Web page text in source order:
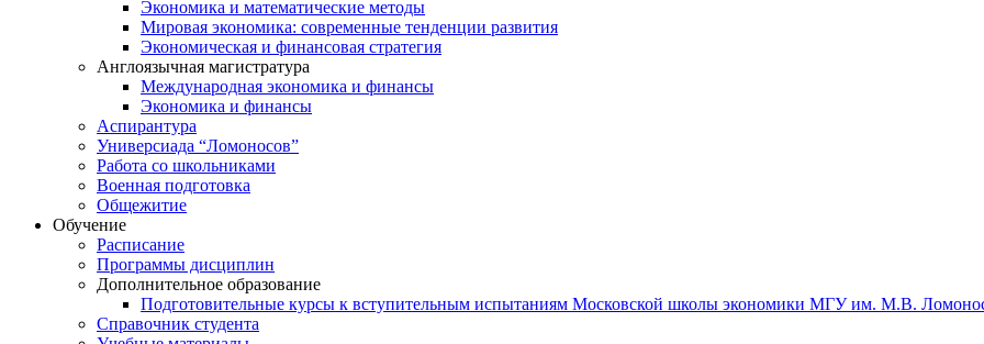
Экономика и математические методы
Мировая экономика: современные тенденции развития
Экономическая и финансовая стратегия
Англоязычная магистратура
Международная экономика и финансы
Экономика и финансы
Аспирантура
Универсиада “Ломоносов”
Работа со школьниками
Военная подготовка
Общежитие
Обучение
Расписание
Программы дисциплин
Дополнительное образование
Подготовительные курсы к вступительным испытаниям Московской школы экономики МГУ им. М.В.
Справочник студента